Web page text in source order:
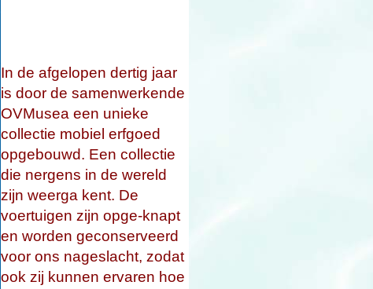
In de afgelopen dertig jaar
is door de samenwerkende
OVMusea een unieke
collectie mobiel erfgoed
opgebouwd. Een collectie
die nergens in de wereld
zijn weerga kent. De
voertuigen zijn opge-knapt
en worden geconserveerd
voor ons nageslacht, zodat
ook zij kunnen ervaren hoe